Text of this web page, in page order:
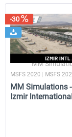
-30
MM
MSFS 2020 | MSFS
MM Simulations
Izmir